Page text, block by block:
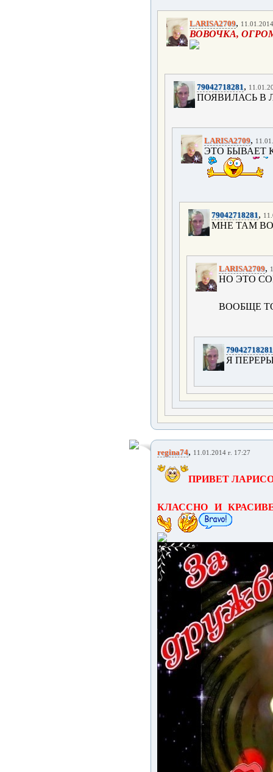
LARISA2709,
ВОВОЧКА,
79042718281,
ПОЯВИЛАСЬ В
LARISA2709,
ЭТО БЫВАЕТ
79042718281,
МНЕ ТАМ
LARISA2709,
НО ЭТО
ВООБЩЕ
79042718281
Я
regina74, 11.01.2014 г. 17:27
ПРИВЕТ
КЛАССНО И